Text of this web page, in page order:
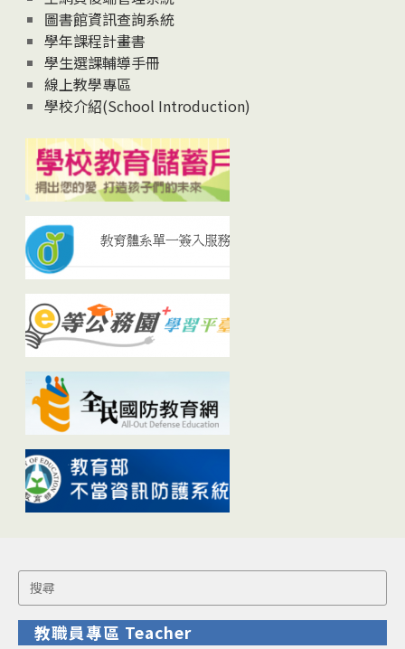
圖書館資訊查詢系統
學年課程計畫書
學生選課輔導手冊
線上教學專區
學校介紹(School Introduction)
Search
for:
教職員專區 Teacher